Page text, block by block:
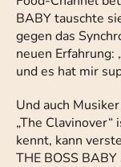
BABY tauschte
gegen das
neuen
und es hat mir
Und auch
„The
kennt, kann
THE BOSS